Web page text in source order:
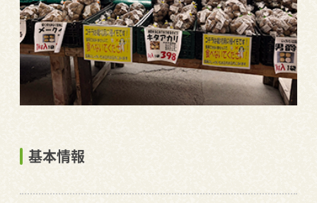
基本情報